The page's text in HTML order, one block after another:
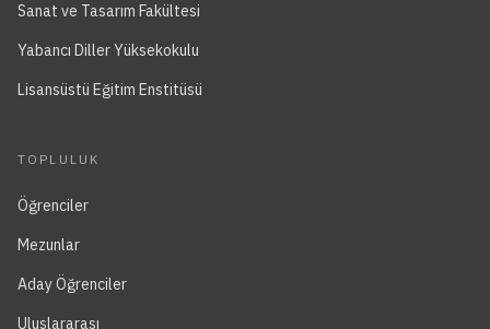
Sanat ve Tasarım Fakültesi
Yabancı Diller Yüksekokulu
Lisansüstü Eğitim Enstitüsü
TOPLULUK
Öğrenciler
Mezunlar
Aday Öğrenciler
Uluslararası